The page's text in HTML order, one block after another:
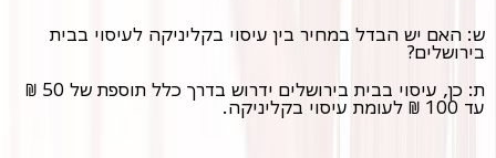
ש: האם יש הבדל במחיר בין עיסוי בקליניקה לעיסוי בבית
בירושלים?
ת: כן, עיסוי בבית בירושלים ידרוש בדרך כלל תוספת של 50 ₪
עד 100 ₪ לעומת עיסוי בקליניקה.